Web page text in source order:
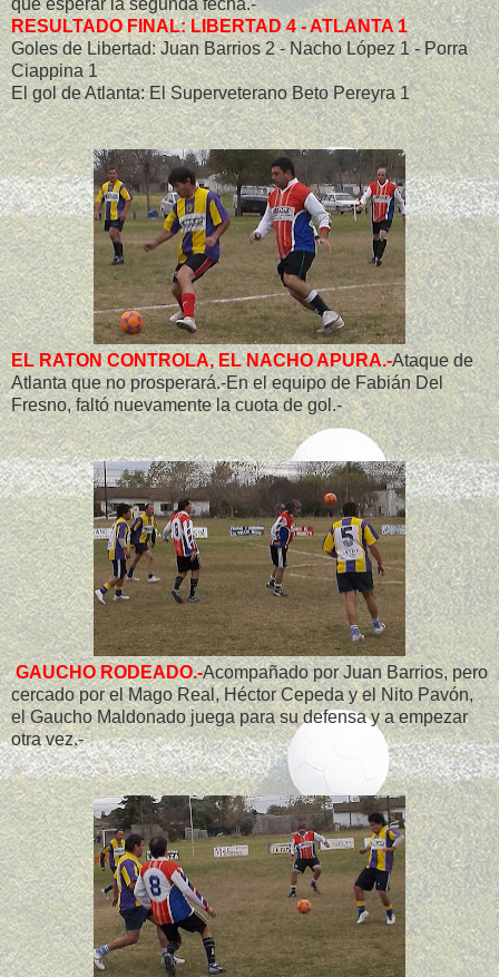
RESULTADO FINAL: LIBERTAD 4 - ATLANTA 1
Goles de Libertad: Juan Barrios 2 - Nacho López 1 - Porra
Ciappina 1
El gol de Atlanta: El Superveterano Beto Pereyra 1
EL RATON CONTROLA, EL NACHO APURA.-Ataque de
Atlanta que no prosperará.-En el equipo de Fabián Del
Fresno, faltó nuevamente la cuota de gol.-
GAUCHO RODEADO.-Acompañado por Juan Barrios, pero
cercado por el Mago Real, Héctor Cepeda y el Nito Pavón,
el Gaucho Maldonado juega para su defensa y a empezar
otra vez.-